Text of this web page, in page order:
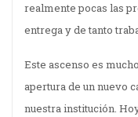
realmente pocas las
entrega y de tanto
Este ascenso es
apertura de un nuevo
nuestra institución.